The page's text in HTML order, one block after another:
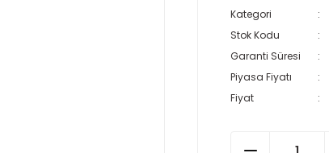
Kategori
Stok Kodu
Garanti Süresi
Piyasa Fiyatı
Fiyat